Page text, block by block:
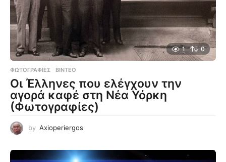
1 0
ΦΩΤΟΓΡΑΦΊΕΣ ,ΒΊΝΤΕΟ
Οι Έλληνες που ελέγχουν την
αγορά καφέ στη Νέα Υόρκη
(Φωτογραφίες)
by Axioperiergos